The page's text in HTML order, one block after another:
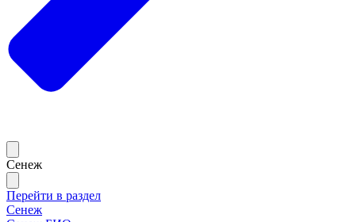
Сенеж
Перейти в раздел
Сенеж